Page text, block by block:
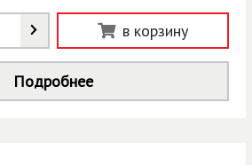
в корзину
Подробнее